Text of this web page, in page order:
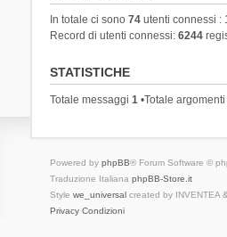
In totale ci sono 74utenti connessi :
Record di utenti connessi: 6244
STATISTICHE
Totale messaggi 1•Totale argomenti
Powered by phpBB® Forum Software ©
Traduzione Italiana phpBB-Store.it
Style we_universalcreated by INVENTEA
Privacy Condizioni